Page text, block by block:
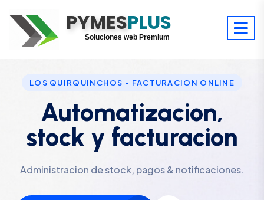
PYMESPLUS
Digitaliza tu éxito
Soluciones web Premium
LOS QUIRQUINCHOS - FACTURACION ONLINE
Automatizacion,
stock y facturacion
Administracion de stock, pagos & notificaciones.